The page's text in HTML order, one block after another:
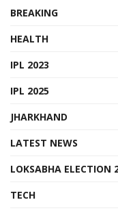
BREAKING
HEALTH
IPL 2023
IPL 2025
JHARKHAND
LATEST NEWS
LOKSABHA ELECTION
TECH